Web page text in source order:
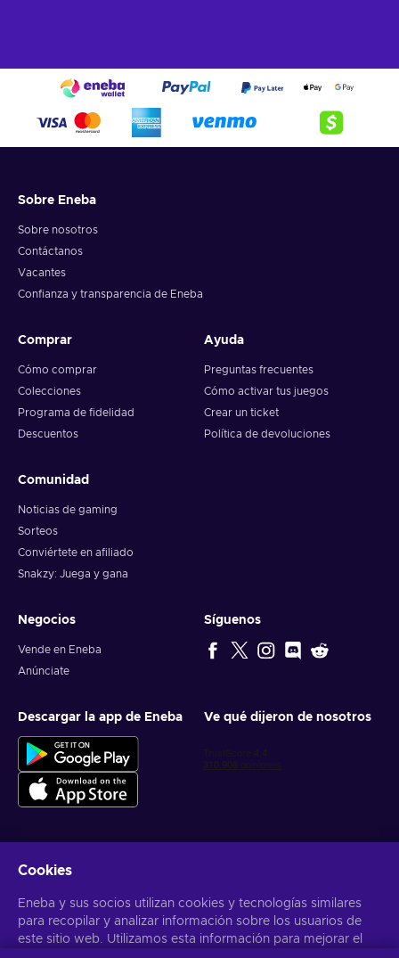
Sobre Eneba
Sobre nosotros
Contáctanos
Vacantes
Confianza y transparencia de Eneba
Comprar
Cómo comprar
Colecciones
Programa de fidelidad
Descuentos
Ayuda
Preguntas frecuentes
Cómo activar tus juegos
Crear un ticket
Política de devoluciones
Comunidad
Noticias de gaming
Sorteos
Conviértete en afiliado
Snakzy: Juega y gana
Negocios
Vende en Eneba
Anúnciate
Síguenos
Descargar la app de Eneba Ve qué dijeron de nosotros
Obtén ofertas personalizadas de videojuegos
Suscribirse
Puedes darte de baja en cualquier momento. Visita el apartadoAviso
Cookies
Eneba y sus socios utilizan cookies y tecnologías similares
para recopilar y analizar información sobre los usuarios de
este sitio web. Utilizamos esta información para mejorar el